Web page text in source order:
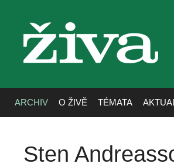
živa
ARCHIV O ŽIVĚ TÉMATA
Sten